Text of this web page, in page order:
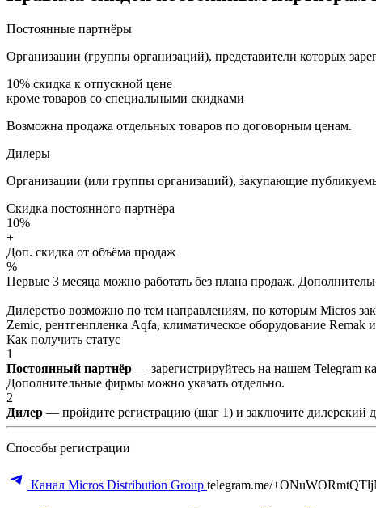
Постоянные партнёры
Организации (группы организаций), представители которых
10% скидка к отпускной цене
кроме товаров со специальными скидками
Возможна продажа отдельных товаров по договорным ценам.
Дилеры
Организации (или группы организаций), закупающие
Скидка постоянного партнёра
10%
+
Доп. скидка от объёма продаж
%
Первые 3 месяца можно работать без плана продаж.
Дилерство возможно по тем направлениям, по которым Micros
Zemic, рентгенпленка Aqfa, климатическое оборудование Remak
Как получить статус
1
Постоянный партнёр — зарегистрируйтесь на нашем Telegram
Дополнительные фирмы можно указать отдельно.
2
Дилер — пройдите регистрацию (шаг 1) и заключите дилерский
Способы регистрации
Канал Micros Distribution Group telegram.me/